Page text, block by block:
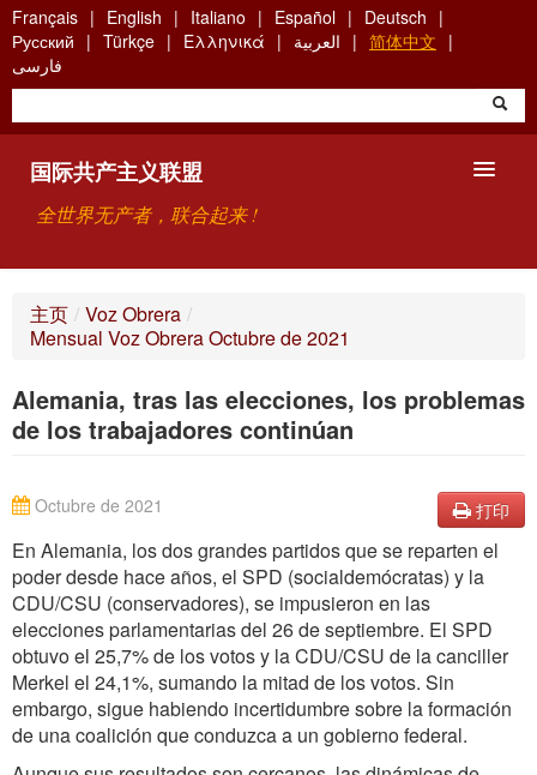
Skip
to
main
content
Français English Italiano Español
Deutsch
Русский
Türkçe Ελληνικά العربية
简体中文
فارسی
国际共产主义联盟
全世界无产者，联合起来 !
关于国际共产主义联盟（ICU）
搜索
主页 / Voz Obrera /
Mensual Voz Obrera Octubre de 2021
Alemania, tras las elecciones, los problemas
de los trabajadores continúan
打印
Octubre de 2021
En Alemania, los dos grandes partidos que se reparten el
poder desde hace años, el SPD (socialdemócratas) y la
CDU/CSU (conservadores), se impusieron en las
elecciones parlamentarias del 26 de septiembre. El SPD
obtuvo el 25,7% de los votos y la CDU/CSU de la canciller
Merkel el 24,1%, sumando la mitad de los votos. Sin
embargo, sigue habiendo incertidumbre sobre la formación
de una coalición que conduzca a un gobierno federal.